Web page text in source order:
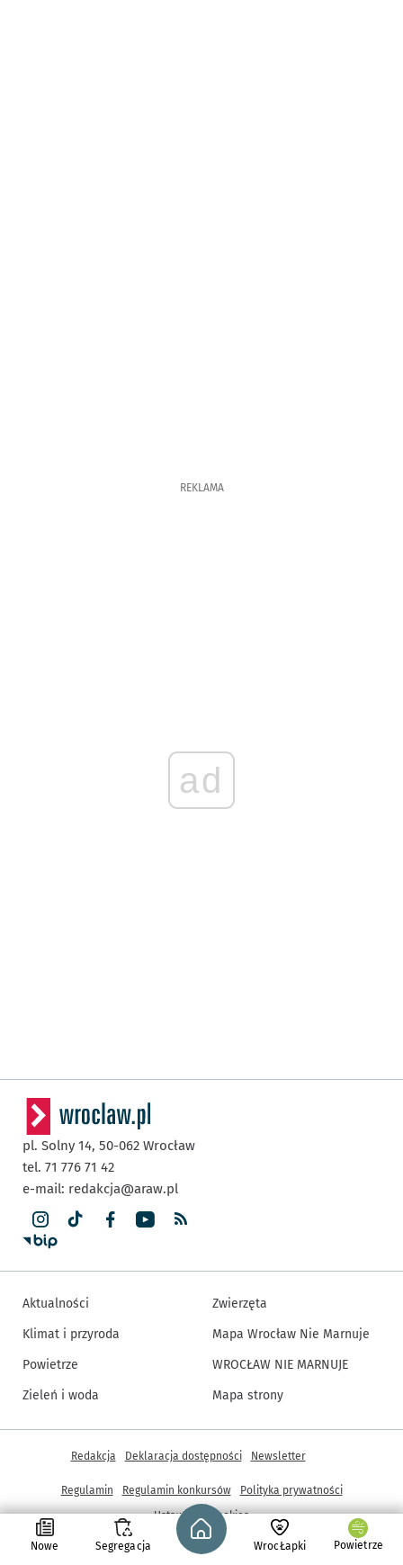
REKLAMA
ad
Nowe Segregacja
Strona główna - wroclaw.pl
WrocŁapki Powietrze
pl. Solny 14, 50-062 Wrocław
tel. 71 776 71 42
e-mail: redakcja@araw.pl
Aktualności
Klimat i przyroda
Powietrze
Zieleń i woda
Zwierzęta
Mapa Wrocław Nie Marnuje
WROCŁAW NIE MARNUJE
Mapa strony
© Copyright 2005-2026, ARAW S.A., Gmina Wrocław
Inne informacje
Redakcja Deklaracja dostępności Newsletter
Regulamin Regulamin konkursów
Polityka prywatności
Ustawienia cookies